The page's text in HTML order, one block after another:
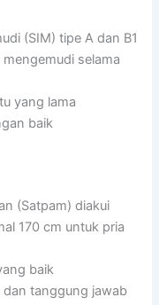
(SIM) tipe A dan B1
selama
yang lama
baik
(Satpam) diakui
170 cm untuk pria
baik
tanggung jawab